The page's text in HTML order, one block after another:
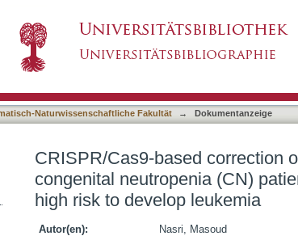
to G-CSF and high risk to develop
Naturwissenschaftliche Fakultät → Dokumentanzeige
CRISPR/Cas9-based correction
congenital neutropenia (CN)
high risk to develop leukemia
Autor(en):
Nasri, Masoud